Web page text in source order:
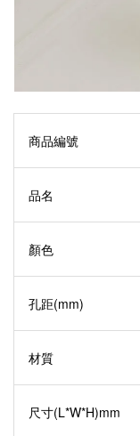
商品編號
品名
顏色
孔距(mm)
材質
尺寸(L*W*H)mm